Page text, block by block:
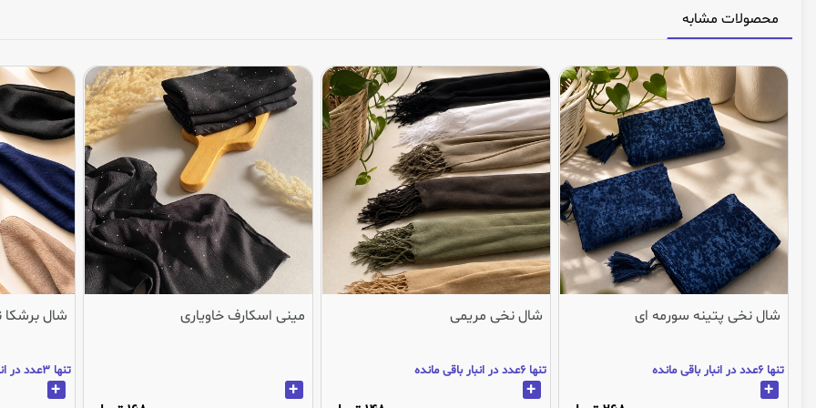
محصولات مشابه
شال نخی پتینه سورمه ای
تنها 6عدد در انبار باقی مانده
+
شال نخی مریمی
تنها 6عدد در انبار باقی مانده
+
مینی اسکارف خاویاری
+
شال
تنها 3عدد در انبار باقی مانده
+